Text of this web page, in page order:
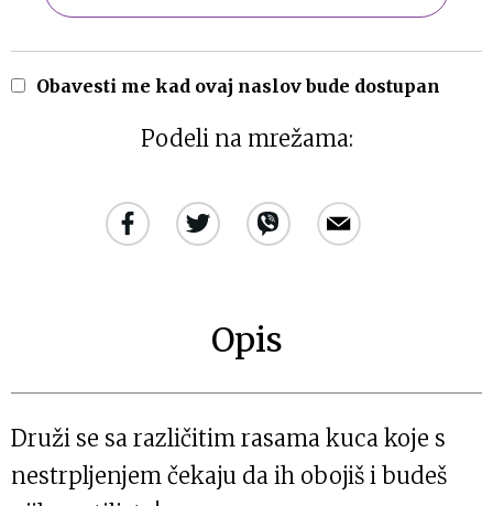
Obavesti me kad ovaj naslov bude dostupan
Podeli na mrežama:
Opis
Druži se sa različitim rasama kuca koje s
nestrpljenjem čekaju da ih obojiš i budeš